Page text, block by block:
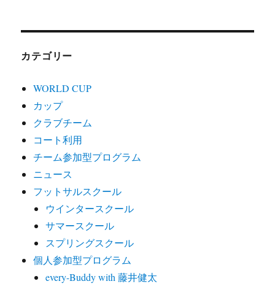
カテゴリー
WORLD CUP
カップ
クラブチーム
コート利用
チーム参加型プログラム
ニュース
フットサルスクール
ウインタースクール
サマースクール
スプリングスクール
個人参加型プログラム
every-Buddy with 藤井健太